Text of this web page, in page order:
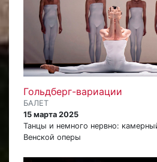
Гольдберг-вариации
БАЛЕТ
15 марта 2025
Танцы и немного нервно:
Венской оперы